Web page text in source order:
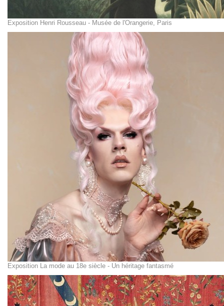
Exposition Henri Rousseau - Musée de l'Orangerie, Paris
Exposition La mode au 18e siècle - Un héritage fantasmé